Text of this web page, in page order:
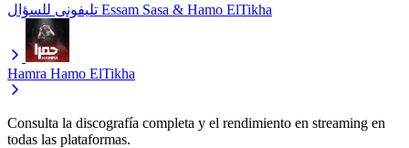
تليفونى للسؤال Essam Sasa & Hamo ElTikha
Hamra Hamo ElTikha
Consulta la discografía completa y el rendimiento en streaming en
todas las plataformas.